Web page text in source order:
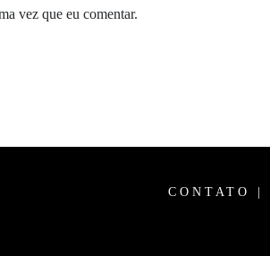
vez que eu comentar.
CONTATO